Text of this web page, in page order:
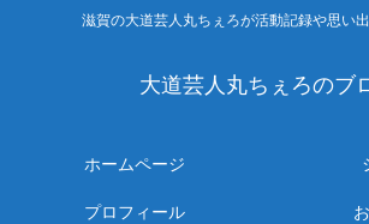
滋賀の大道芸人丸ちぇろが活動記録や思い
大道芸人丸ちぇろのブ
ホームページ
プロフィール